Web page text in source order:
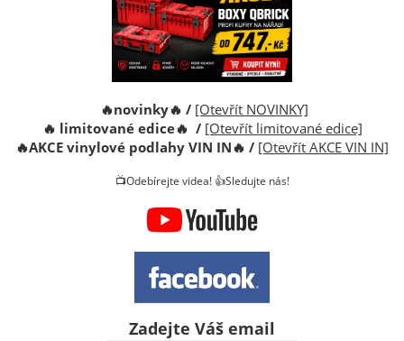
dekorativní povrchovou úpravou délky 295 x 2600
mm, tloušťka 7 mm, nástěnné obklady LDF, obklad
🔥novinky🔥 / [Otevřít NOVINKY]
🔥 limitované edice🔥 / [Otevřít limitované edice]
🔥AKCE vinylové podlahy VIN IN🔥 / [Otevřít AKCE VIN IN]
📺Odebírejte videa! 👍Sledujte nás!
Zadejte Váš email